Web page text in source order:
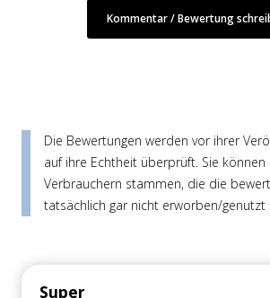
Kommentar / Bewertung
Die Bewertungen werden vor ihrer
auf ihre Echtheit überprüft. Sie
Verbrauchern stammen, die die
tatsächlich gar nicht erworben/genutzt
Super